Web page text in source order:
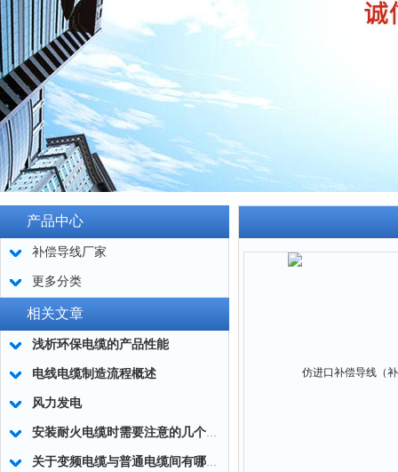
产品中心
补偿导线厂家
更多分类
相关文章
浅析环保电缆的产品性能
电线电缆制造流程概述
风力发电
安装耐火电缆时需要注意的几个问题
关于变频电缆与普通电缆间有哪些区别